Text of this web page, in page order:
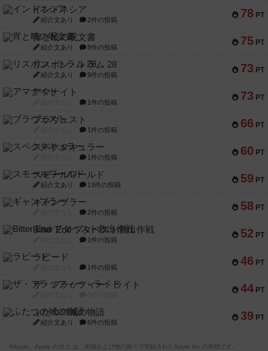
78 PT
インドネシア
紹介文あり 2件の投稿
75 PT
宵と暁の呪文書
紹介文あり 8件の投稿
73 PT
リスボン・トラム 28
紹介文あり 9件の投稿
73 PT
アマナイト
1件の投稿
66 PT
ブラヴェスト
1件の投稿
60 PT
スペクタキュラー
1件の投稿
59 PT
スモールワールド
紹介文あり 13件の投稿
58 PT
ギャンブラー
2件の投稿
52 PT
Bitter End ブタペスト救出作戦
1件の投稿
46 PT
ラピード
1件の投稿
44 PT
ザ・フラッフィー・ライト
39 PT
ふたつの城の物語
紹介文あり 6件の投稿
※Apple、Apple のロゴ は、米国および他の国々で登録されたApple Inc.の商標です。